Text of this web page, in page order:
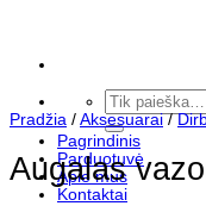
Ieškoti:
Pagrindinis
Parduotuvė
Apie mus
Kontaktai
Pradžia / Aksesuarai /
Augalas